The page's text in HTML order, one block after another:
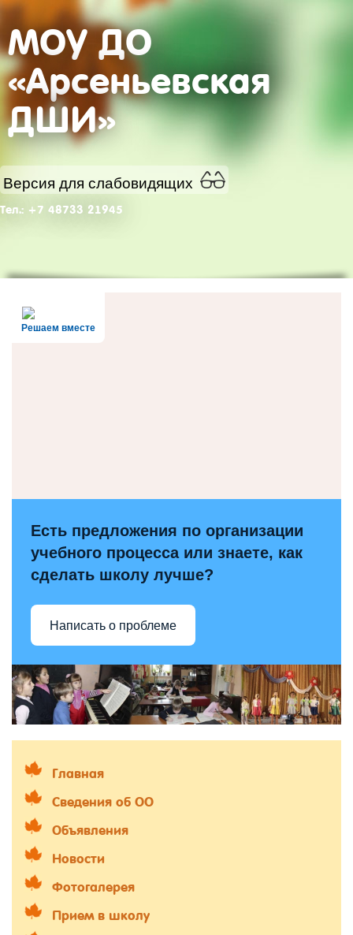
МОУ ДО
«Арсеньевская
ДШИ»
Версия для слабовидящих
Тел.: +7 48733 21945
Решаем вместе
Есть предложения по организации
учебного процесса или знаете, как
сделать школу лучше?
Написать о проблеме
Главная
Сведения об ОО
Объявления
Новости
Фотогалерея
Прием в школу